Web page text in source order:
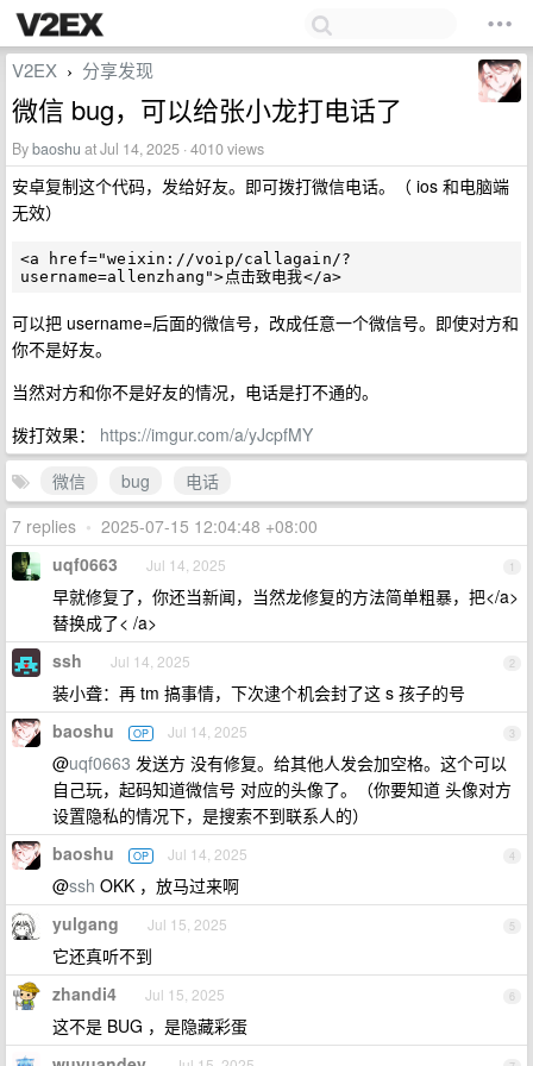
V2EX › 分享发现
微信 bug，可以给张小龙打电话了
Bybaoshu at Jul 14, 2025 · 4010 views
安卓复制这个代码，发给好友。即可拨打微信电话。（ ios 和电脑端
无效）
<a href="weixin://voip/callagain/?
可以把 username=后面的微信号，改成任意一个微信号。即使对方和
你不是好友。
当然对方和你不是好友的情况，电话是打不通的。
拨打效果： https://imgur.com/a/yJcpfMY
微信
bug
电话
7 replies • 2025-07-15 12:04:48 +08:00
1
uqf0663 Jul 14, 2025
早就修复了，你还当新闻，当然龙修复的方法简单粗暴，把</a>
替换成了< /a>
2
ssh Jul 14, 2025
装小聋：再 tm 搞事情，下次逮个机会封了这 s 孩子的号
3
baoshu OP Jul 14, 2025
@uqf0663 发送方 没有修复。给其他人发会加空格。这个可以
自己玩，起码知道微信号 对应的头像了。（你要知道 头像对方
设置隐私的情况下，是搜索不到联系人的）
4
baoshu OP Jul 14, 2025
@ssh OKK ，放马过来啊
5
yulgang Jul 15, 2025
它还真听不到
6
zhandi4 Jul 15, 2025
这不是 BUG ，是隐藏彩蛋